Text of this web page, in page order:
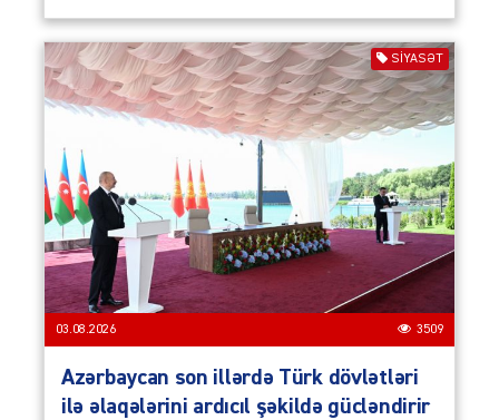
SIYASƏT
03.08.2026 3509
Azərbaycan son illərdə Türk dövlətləri
ilə əlaqələrini ardıcıl şəkildə gücləndirir